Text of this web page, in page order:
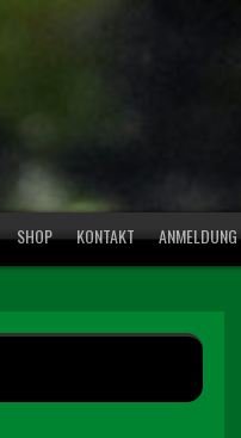
SHOP KONTAKT ANMELDUNG